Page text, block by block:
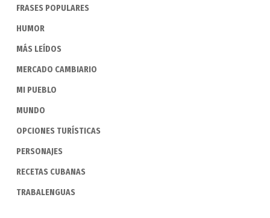
FRASES POPULARES
HUMOR
MÁS LEÍDOS
MERCADO CAMBIARIO
MI PUEBLO
MUNDO
OPCIONES TURÍSTICAS
PERSONAJES
RECETAS CUBANAS
TRABALENGUAS